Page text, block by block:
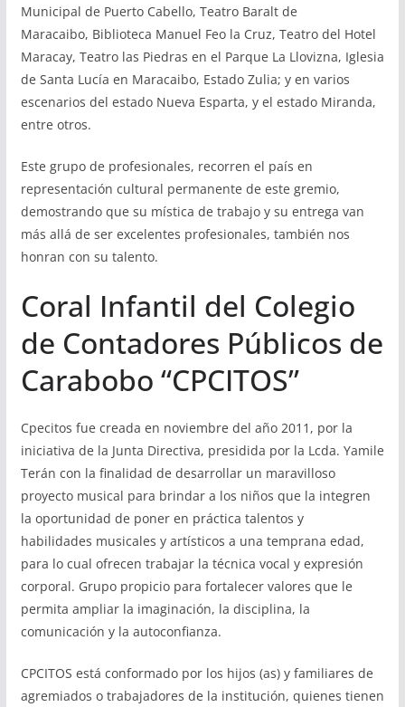
Municipal de Puerto Cabello, Teatro Baralt de
Maracaibo, Biblioteca Manuel Feo la Cruz, Teatro del Hotel
Maracay, Teatro las Piedras en el Parque La Llovizna, Iglesia
de Santa Lucía en Maracaibo, Estado Zulia; y en varios
escenarios del estado Nueva Esparta, y el estado Miranda,
entre otros.
Este grupo de profesionales, recorren el país en
representación cultural permanente de este gremio,
demostrando que su mística de trabajo y su entrega van
más allá de ser excelentes profesionales, también nos
honran con su talento.
Coral Infantil del Colegio
de Contadores Públicos de
Carabobo “CPCITOS”
Cpecitos fue creada en noviembre del año 2011, por la
iniciativa de la Junta Directiva, presidida por la Lcda. Yamile
Terán con la finalidad de desarrollar un maravilloso
proyecto musical para brindar a los niños que la integren
la oportunidad de poner en práctica talentos y
habilidades musicales y artísticos a una temprana edad,
para lo cual ofrecen trabajar la técnica vocal y expresión
corporal. Grupo propicio para fortalecer valores que le
permita ampliar la imaginación, la disciplina, la
comunicación y la autoconfianza.
CPCITOS está conformado por los hijos (as) y familiares de
agremiados o trabajadores de la institución, quienes tienen